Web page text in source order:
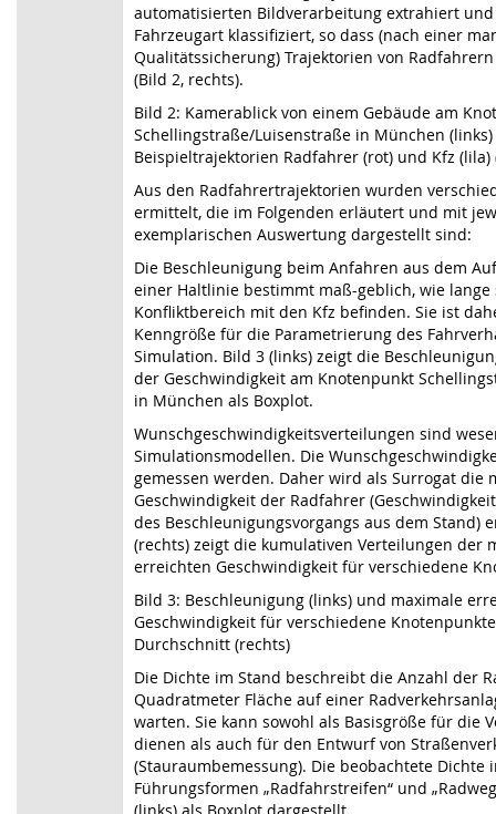
automatisierten Bildverarbeitung extrahiert
Fahrzeugart klassifiziert, so dass (nach einer
Qualitätssicherung) Trajektorien von
(Bild 2, rechts).
Bild 2: Kamerablick von einem Gebäude am
Schellingstraße/Luisenstraße in München
Beispieltrajektorien Radfahrer (rot) und Kfz (lila)
Aus den Radfahrertrajektorien wurden
ermittelt, die im Folgenden erläutert und mit
exemplarischen Auswertung dargestellt sind:
Die Beschleunigung beim Anfahren aus dem
einer Haltlinie bestimmt maß-geblich, wie
Konfliktbereich mit den Kfz befinden. Sie ist
Kenngröße für die Parametrierung des
Simulation. Bild 3 (links) zeigt die
der Geschwindigkeit am Knotenpunkt
in München als Boxplot.
Wunschgeschwindigkeitsverteilungen sind
Simulationsmodellen. Die
gemessen werden. Daher wird als Surrogat die
Geschwindigkeit der Radfahrer
des Beschleunigungsvorgangs aus dem Stand)
(rechts) zeigt die kumulativen Verteilungen der
erreichten Geschwindigkeit für verschiedene
Bild 3: Beschleunigung (links) und maximale
Geschwindigkeit für verschiedene
Durchschnitt (rechts)
Die Dichte im Stand beschreibt die Anzahl der
Quadratmeter Fläche auf einer
warten. Sie kann sowohl als Basisgröße für die
dienen als auch für den Entwurf von
(Stauraumbemessung). Die beobachtete Dichte
Führungsformen „Radfahrstreifen“ und